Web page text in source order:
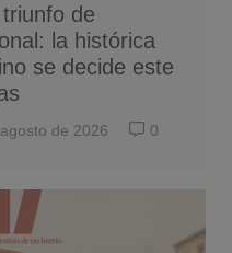
de
la histórica
se decide este
de 2026 0